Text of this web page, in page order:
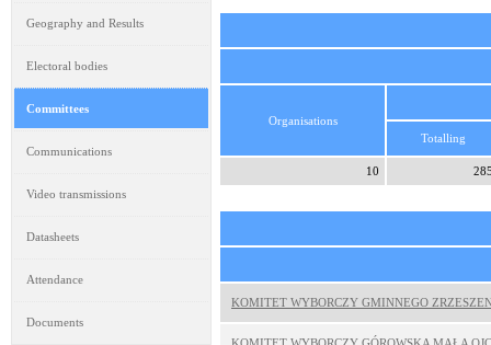
Geography and Results
Electoral bodies
Committees
Communications
Video transmissions
Datasheets
Attendance
Documents
Organisations
Totalling
10
KOMITET WYBORCZY GMINNEGO